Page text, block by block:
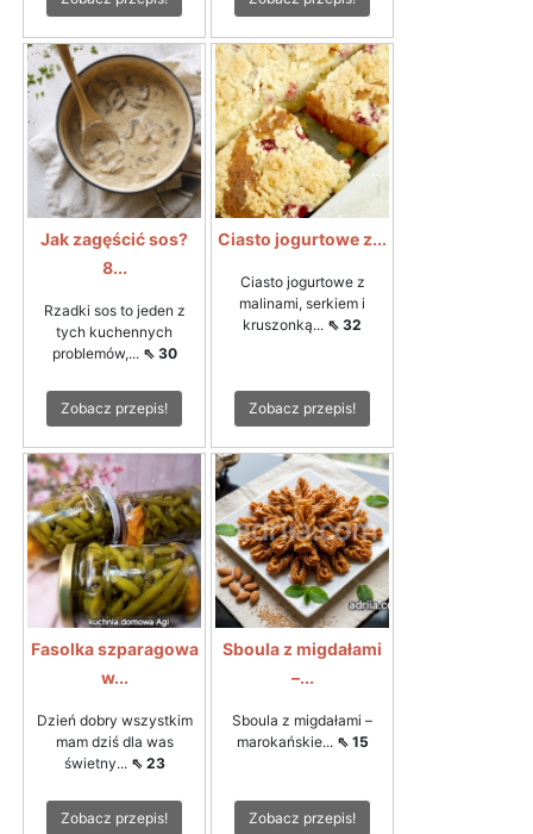
Jak zagęścić sos?
8...
Rzadki sos to jeden z
tych kuchennych
problemów,... ⇖ 30
Zobacz przepis!
Ciasto jogurtowe z...
Ciasto jogurtowe z
malinami, serkiem i
kruszonką... ⇖ 32
Zobacz przepis!
Fasolka szparagowa
w...
Dzień dobry wszystkim
mam dziś dla was
świetny... ⇖ 23
Zobacz przepis!
Sboula z migdałami
–...
Sboula z migdałami –
marokańskie... ⇖ 15
Zobacz przepis!